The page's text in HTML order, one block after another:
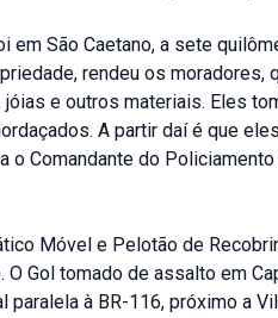
em São Caetano, a sete
rendeu os moradores,
e outros materiais. Eles
A partir daí é que
o Comandante do
Móvel e Pelotão de
O Gol tomado de assalto em
à BR-116, próximo a